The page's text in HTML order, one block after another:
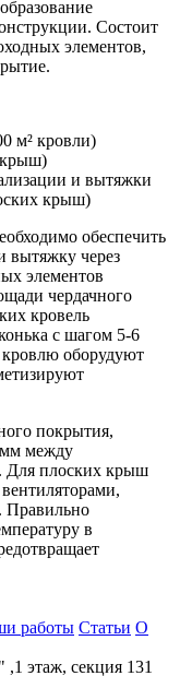
Состоит
элементов,
м² кровли)
крыш)
и вытяжки
крыш)
обеспечить
вытяжку через
элементов
чердачного
кровель
с шагом 5-6
оборудуют
покрытия,
мм между
Для плоских крыш
Правильно
в
работы Статьи О
этаж, секция 131